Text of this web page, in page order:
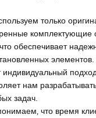
только
комплектующие
обеспечивает
индивидуальный
нам
задач.
что время